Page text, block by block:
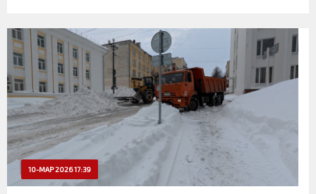
10-МАР 2026 17:39